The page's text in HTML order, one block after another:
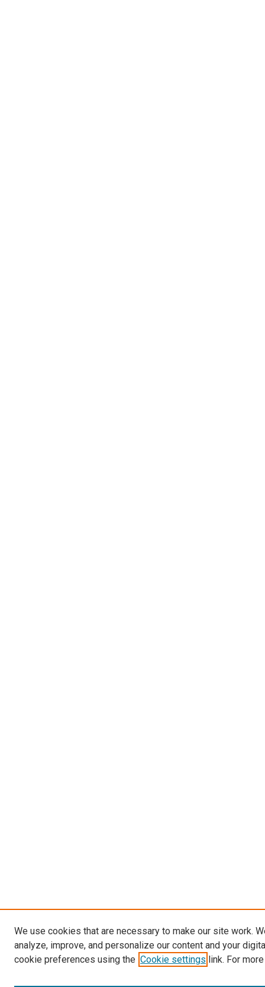
We use cookies that are necessary to make our site work.
analyze, improve, and personalize our content and your
cookie preferences using the Cookie settings link. For